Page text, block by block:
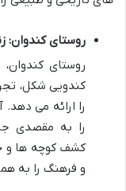
روستای کندوان:
روستای
کندویی شکل،
را ارائه می
را به مقصدی
کشف کوچه ها و
و فرهنگ را به